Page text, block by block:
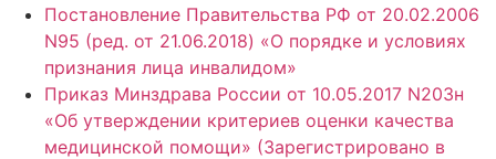
Постановление Правительства РФ от 20.02.2006
N95 (ред. от 21.06.2018) «О порядке и условиях
признания лица инвалидом»
Приказ Минздрава России от 10.05.2017 N203н
«Об утверждении критериев оценки качества
медицинской помощи» (Зарегистрировано в